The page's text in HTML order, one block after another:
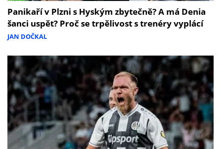
Panikaří v Plzni s Hyským zbytečně? A má Denia
šanci uspět? Proč se trpělivost s trenéry vyplácí
JAN DOČKAL